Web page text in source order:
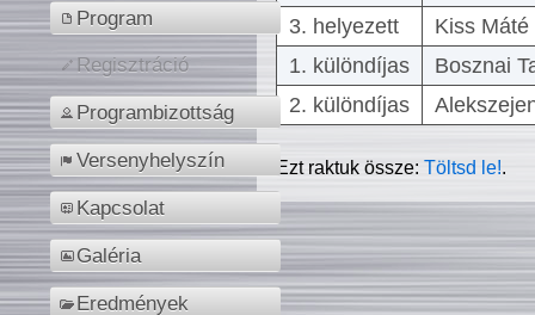
Program
Regisztráció
Programbizottság
Versenyhelyszín
Kapcsolat
Galéria
Eredmények
3. helyezett
Kiss
1. különdíjas
Bosznai
2. különdíjas
Ezt raktuk össze:Töltsd le!.